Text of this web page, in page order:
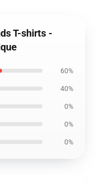
T-shirts -
60%
40%
0%
0%
0%